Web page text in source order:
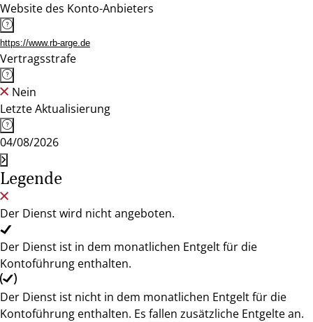
Website des Konto-Anbieters
https://www.rb-arge.de
Vertragsstrafe
Nein
Letzte Aktualisierung
04/08/2026
Legende
Der Dienst wird nicht angeboten.
Der Dienst ist in dem monatlichen Entgelt für die
Kontoführung enthalten.
Der Dienst ist nicht in dem monatlichen Entgelt für die
Kontoführung enthalten. Es fallen zusätzliche Entgelte an.